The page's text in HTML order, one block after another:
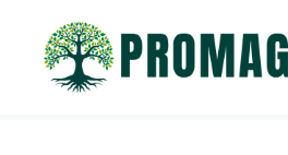
contenido